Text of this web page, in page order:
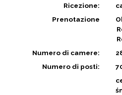
Ricezione:
Prenotazione
Numero di camere:
Numero di posti: